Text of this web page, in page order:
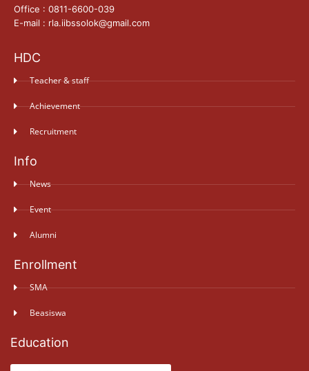
Office : 0811-6600-039
E-mail : rla.iibssolok@gmail.com
HDC
Teacher & staff
Achievement
Recruitment
Info
News
Event
Alumni
Enrollment
SMA
Beasiswa
Education